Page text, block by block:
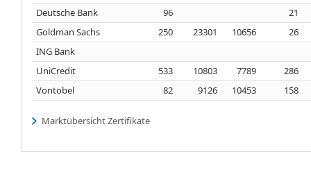
Deutsche Bank
96
21
Goldman Sachs
250 23301 10656
26
ING Bank
UniCredit
533 10803 7789
286
Vontobel
82 9126 10453 158
Marktübersicht Zertifikate